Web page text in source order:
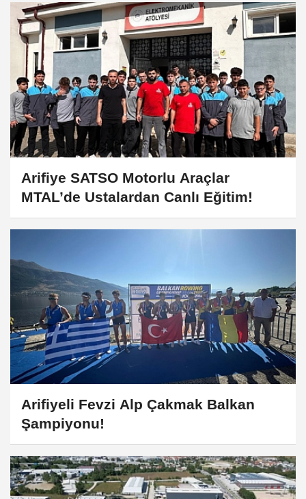
Arifiye SATSO Motorlu Araçlar
MTAL’de Ustalardan Canlı Eğitim!
Arifiyeli Fevzi Alp Çakmak Balkan
Şampiyonu!